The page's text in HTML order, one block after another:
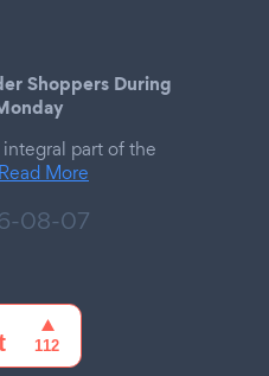
Shoppers During
part of the
Read More
08-07